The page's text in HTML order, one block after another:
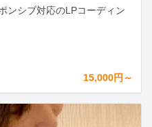
ンシブ対応のLPコーディン
15,000円～